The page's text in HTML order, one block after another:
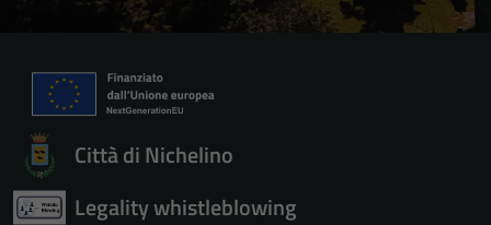
Città di Nichelino
Legality whistleblowing